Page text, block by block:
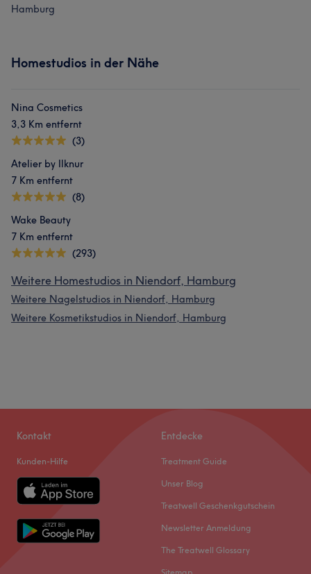
Hamburg
Homestudios in der Nähe
Nina Cosmetics
3,3 Km entfernt
(3)
Atelier by Ilknur
7 Km entfernt
(8)
Wake Beauty
7 Km entfernt
(293)
Weitere Homestudios in Niendorf, Hamburg
Weitere Nagelstudios in Niendorf, Hamburg
Weitere Kosmetikstudios in Niendorf, Hamburg
Kontakt
Kunden-Hilfe
Entdecke
Treatment Guide
Unser Blog
Treatwell Geschenkgutschein
Newsletter Anmeldung
The Treatwell Glossary